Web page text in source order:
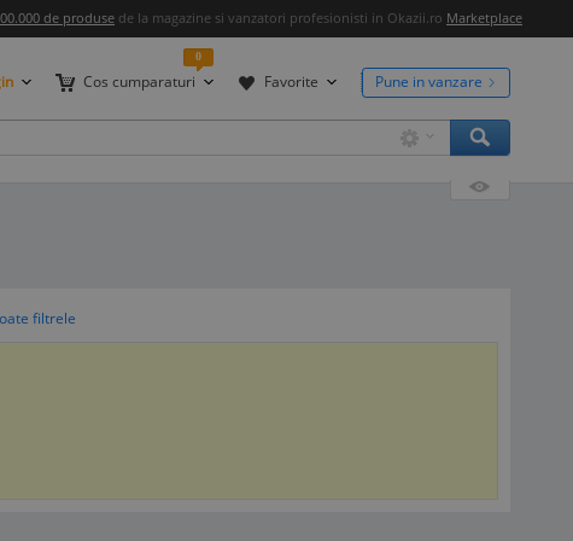
de produse de la magazine si vanzatori profesionisti in Okazii.ro Marketplace
Cos cumparaturi
0
Favorite Pune in vanzare